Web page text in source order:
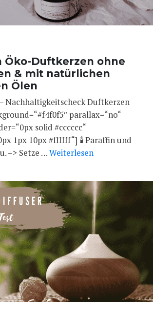
Öko-Duftkerzen ohne
& mit natürlichen
Ölen
Nachhaltigkeitscheck Duftkerzen
parallax=“no“
solid #cccccc“
1px 10px #ffffff“] 🕯 Paraffin und
–> Setze …Weiterlesen